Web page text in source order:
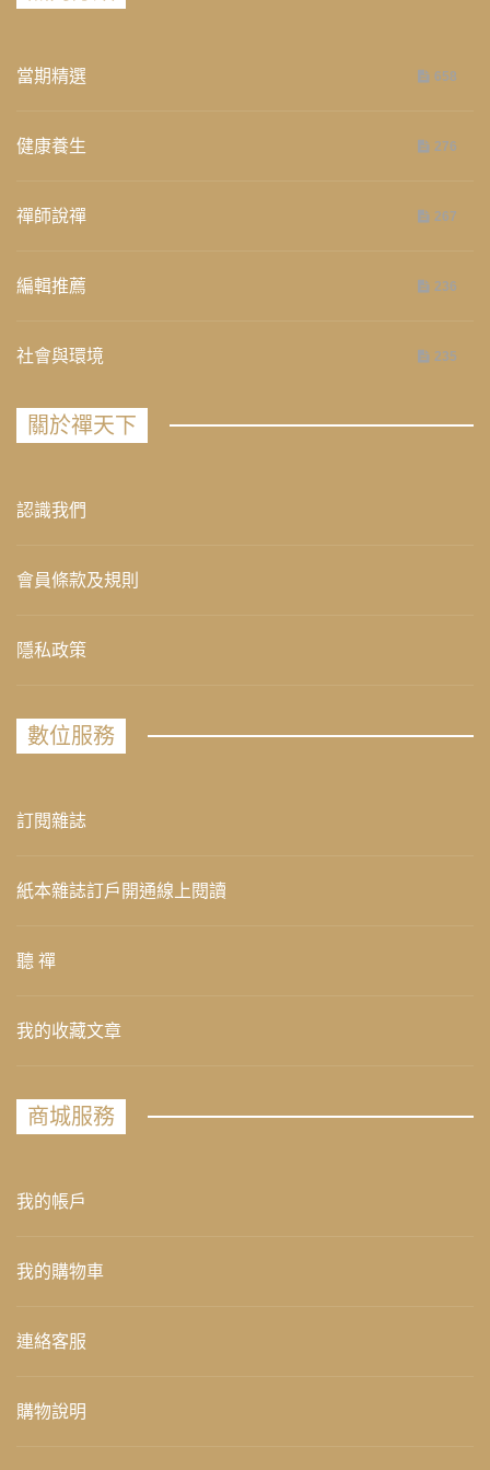
當期精選 658
健康養生 276
禪師說禪 267
編輯推薦 236
社會與環境 235
關於禪天下
認識我們
會員條款及規則
隱私政策
數位服務
訂閱雜誌
紙本雜誌訂戶開通線上閱讀
聽 禪
我的收藏文章
商城服務
我的帳戶
我的購物車
連絡客服
購物說明